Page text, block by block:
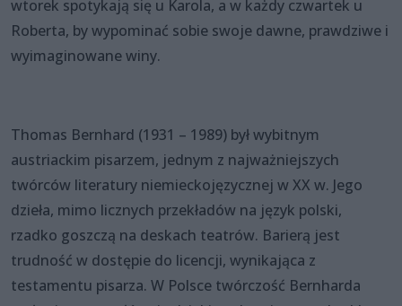
wtorek spotykają się u Karola, a w każdy czwartek u
Roberta, by wypominać sobie swoje dawne, prawdziwe i
wyimaginowane winy.
Thomas Bernhard (1931 – 1989) był wybitnym
austriackim pisarzem, jednym z najważniejszych
twórców literatury niemieckojęzycznej w XX w. Jego
dzieła, mimo licznych przekładów na język polski,
rzadko goszczą na deskach teatrów. Barierą jest
trudność w dostępie do licencji, wynikająca z
testamentu pisarza. W Polsce twórczość Bernharda